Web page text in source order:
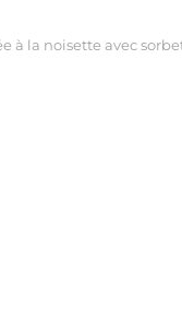
à la noisette avec